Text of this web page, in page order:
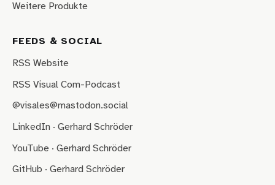
Weitere Produkte
FEEDS & SOCIAL
RSS Website
RSS Visual Com-Podcast
@visales@mastodon.social
LinkedIn · Gerhard Schröder
YouTube · Gerhard Schröder
GitHub · Gerhard Schröder